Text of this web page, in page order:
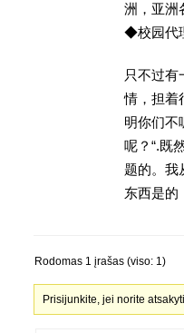
洲，亚洲
◆校园代
只不过有
情，担着
明你们不
呢？“.既
题的。我
东西是的
Rodomas 1 įrašas (viso: 1)
Prisijunkite, jei norite